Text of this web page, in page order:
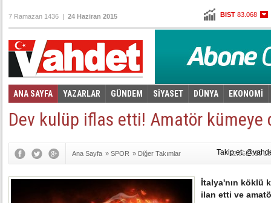
BIST 83.068
Altın101,449
Euro 2,9890
7 Ramazan 1436 | 24 Haziran 2015
ANA SAYFA YAZARLAR GÜNDEM SİYASET DÜNYA EKONOMİ
Foto Galeri Video Galeri
Dev kulüp iflas etti! Amatör kümeye
Ana Sayfa » SPOR » Diğer Takımlar 22.06.2015
İtalya'nın köklü
ilan etti ve
Takip et: